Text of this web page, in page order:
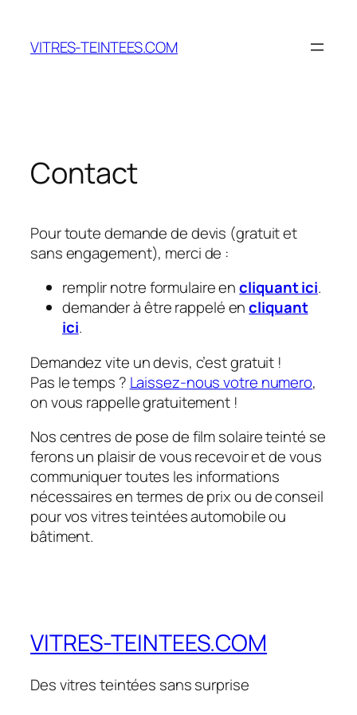
contenu
VITRES-TEINTEES.COM
Contact
Pour toute demande de devis (gratuit et
sans engagement), merci de :
remplir notre formulaire encliquant ici.
demander à être rappelé encliquant
ici.
Demandez vite un devis, c’est gratuit !
Pas le temps ? Laissez-nous votre numero,
on vous rappelle gratuitement !
Nos centres de pose de film solaire teinté se
ferons un plaisir de vous recevoir et de vous
communiquer toutes les informations
nécessaires en termes de prix ou de conseil
pour vos vitres teintées automobile ou
bâtiment.
VITRES-TEINTEES.COM
Des vitres teintées sans surprise